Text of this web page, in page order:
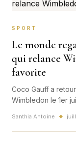
SPORT
Le monde
qui relance
favorite
Coco Gauff a
Wimbledon le 1er
mondial et
Garros.
Santhia Antoine ◆